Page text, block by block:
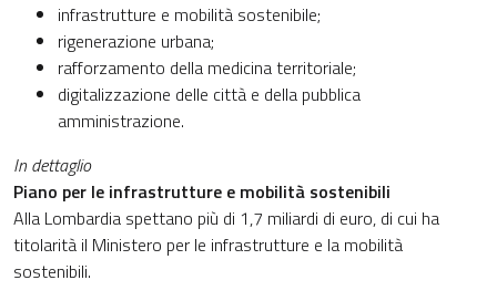
infrastrutture e mobilità sostenibile;
rigenerazione urbana;
rafforzamento della medicina territoriale;
digitalizzazione delle città e della pubblica
amministrazione.
In dettaglio
Piano per le infrastrutture e mobilità sostenibili
Alla Lombardia spettano più di 1,7 miliardi di euro, di cui ha
titolarità il Ministero per le infrastrutture e la mobilità
sostenibili.